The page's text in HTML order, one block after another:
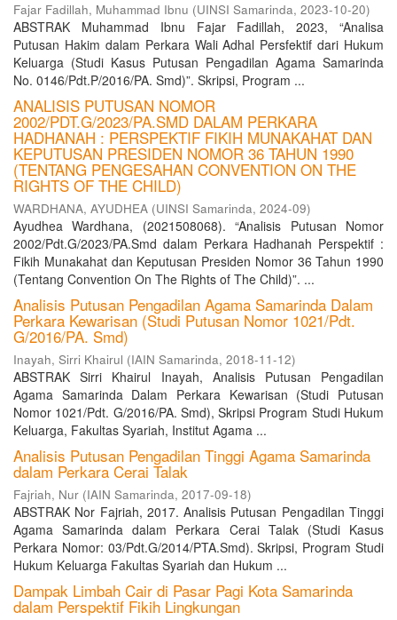
Fajar Fadillah, Muhammad Ibnu (UINSI Samarinda, 2023-10-20)
ABSTRAK Muhammad Ibnu Fajar Fadillah, 2023, “Analisa
Putusan Hakim dalam Perkara Wali Adhal Persfektif dari Hukum
Keluarga (Studi Kasus Putusan Pengadilan Agama Samarinda
No. 0146/Pdt.P/2016/PA. Smd)”. Skripsi, Program ...
ANALISIS PUTUSAN NOMOR
2002/PDT.G/2023/PA.SMD DALAM PERKARA
HADHANAH : PERSPEKTIF FIKIH MUNAKAHAT DAN
KEPUTUSAN PRESIDEN NOMOR 36 TAHUN 1990
(TENTANG PENGESAHAN CONVENTION ON THE
RIGHTS OF THE CHILD)
WARDHANA, AYUDHEA (UINSI Samarinda, 2024-09)
Ayudhea Wardhana, (2021508068). “Analisis Putusan Nomor
2002/Pdt.G/2023/PA.Smd dalam Perkara Hadhanah Perspektif :
Fikih Munakahat dan Keputusan Presiden Nomor 36 Tahun 1990
(Tentang Convention On The Rights of The Child)”. ...
Analisis Putusan Pengadilan Agama Samarinda Dalam
Perkara Kewarisan (Studi Putusan Nomor 1021/Pdt.
G/2016/PA. Smd)
Inayah, Sirri Khairul (IAIN Samarinda, 2018-11-12)
ABSTRAK Sirri Khairul Inayah, Analisis Putusan Pengadilan
Agama Samarinda Dalam Perkara Kewarisan (Studi Putusan
Nomor 1021/Pdt. G/2016/PA. Smd), Skripsi Program Studi Hukum
Keluarga, Fakultas Syariah, Institut Agama ...
Analisis Putusan Pengadilan Tinggi Agama Samarinda
dalam Perkara Cerai Talak
Fajriah, Nur (IAIN Samarinda, 2017-09-18)
ABSTRAK Nor Fajriah, 2017. Analisis Putusan Pengadilan Tinggi
Agama Samarinda dalam Perkara Cerai Talak (Studi Kasus
Perkara Nomor: 03/Pdt.G/2014/PTA.Smd). Skripsi, Program Studi
Hukum Keluarga Fakultas Syariah dan Hukum ...
Dampak Limbah Cair di Pasar Pagi Kota Samarinda
dalam Perspektif Fikih Lingkungan